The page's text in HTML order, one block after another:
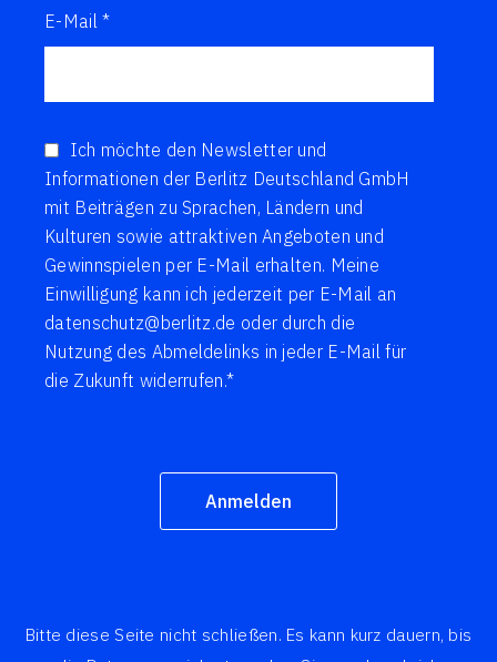
E-Mail *
Ich möchte den Newsletter und
Informationen der Berlitz Deutschland GmbH
mit Beiträgen zu Sprachen, Ländern und
Kulturen sowie attraktiven Angeboten und
Gewinnspielen per E-Mail erhalten. Meine
Einwilligung kann ich jederzeit per E-Mail an
datenschutz@berlitz.de oder durch die
Nutzung des Abmeldelinks in jeder E-Mail für
die Zukunft widerrufen.*
Anmelden
Bitte diese Seite nicht schließen. Es kann kurz dauern, bis